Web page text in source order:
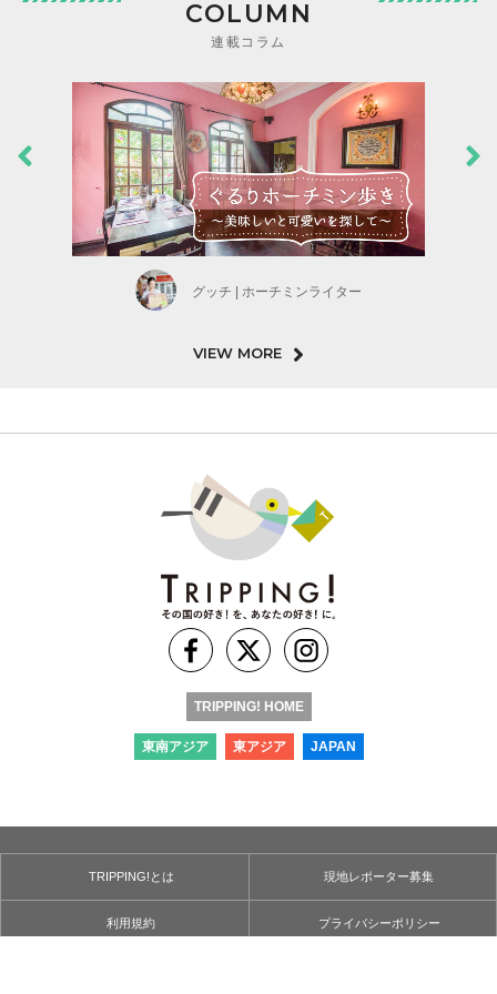
COLUMN
連載コラム
グッチ | ホーチミンライター
VIEW MORE
TRIPPING! HOME
東南アジア 東アジア JAPAN
TRIPPING!とは 現地レポーター募集
利用規約 プライバシーポリシー